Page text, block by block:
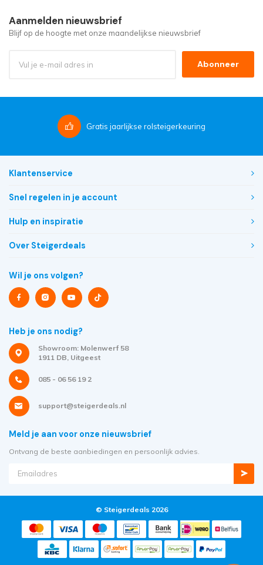
Aanmelden nieuwsbrief
Blijf op de hoogte met onze maandelijkse nieuwsbrief
Abonneer
Gratis jaarlijkse rolsteigerkeuring
Klantenservice
Snel regelen in je account
Hulp en inspiratie
Over Steigerdeals
Wil je ons volgen?
Heb je ons nodig?
Showroom: Molenwerf 58
1911 DB, Uitgeest
085 - 06 56 19 2
support@steigerdeals.nl
Meld je aan voor onze nieuwsbrief
Ontvang de beste aanbiedingen en persoonlijk advies.
© Steigerdeals 2026